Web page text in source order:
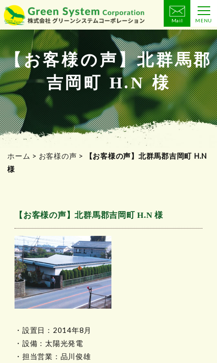
コ
ン
テ
ン
ツ
へ
ス
キ
ッ
プ
Mail MENU
【お客様の声】北群馬郡
吉岡町 H.N 様
ホーム > お客様の声 >
【お客様の声】北群馬郡吉岡町 H.N
様
【お客様の声】北群馬郡吉岡町 H.N 様
・設置日：2014年8月
・設備：太陽光発電
・担当営業：品川俊雄